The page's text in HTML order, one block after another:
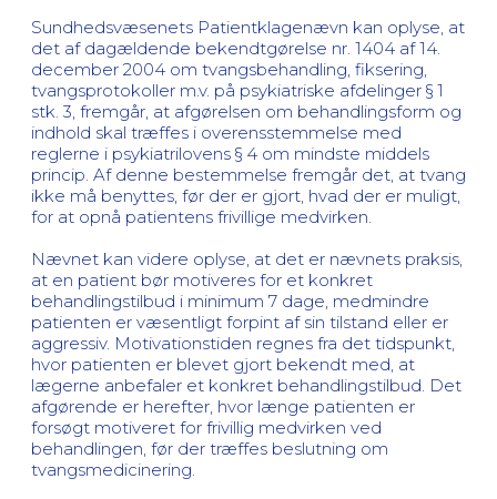
Sundhedsvæsenets Patientklagenævn kan oplyse, at
det af dagældende bekendtgørelse nr. 1404 af 14.
december 2004 om tvangsbehandling, fiksering,
tvangsprotokoller m.v. på psykiatriske afdelinger § 1
stk. 3, fremgår, at afgørelsen om behandlingsform og
indhold skal træffes i overensstemmelse med
reglerne i psykiatrilovens § 4 om mindste middels
princip. Af denne bestemmelse fremgår det, at tvang
ikke må benyttes, før der er gjort, hvad der er muligt,
for at opnå patientens frivillige medvirken.
Nævnet kan videre oplyse, at det er nævnets praksis,
at en patient bør motiveres for et konkret
behandlingstilbud i minimum 7 dage, medmindre
patienten er væsentligt forpint af sin tilstand eller er
aggressiv. Motivationstiden regnes fra det tidspunkt,
hvor patienten er blevet gjort bekendt med, at
lægerne anbefaler et konkret behandlingstilbud. Det
afgørende er herefter, hvor længe patienten er
forsøgt motiveret for frivillig medvirken ved
behandlingen, før der træffes beslutning om
tvangsmedicinering.